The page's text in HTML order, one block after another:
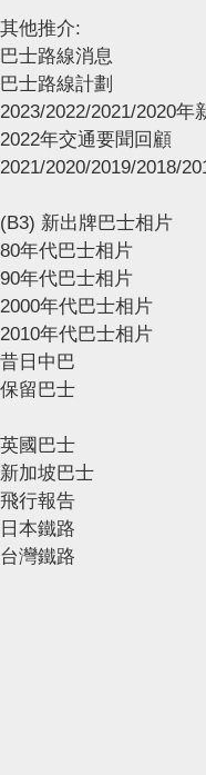
其他推介:
巴士路線消息
巴士路線計劃
2023/2022/2021/2020年
2022年交通要聞回顧
2021/2020/2019/2018/
(B3) 新出牌巴士相片
80年代巴士相片
90年代巴士相片
2000年代巴士相片
2010年代巴士相片
昔日中巴
保留巴士
英國巴士
新加坡巴士
飛行報告
日本鐵路
台灣鐵路